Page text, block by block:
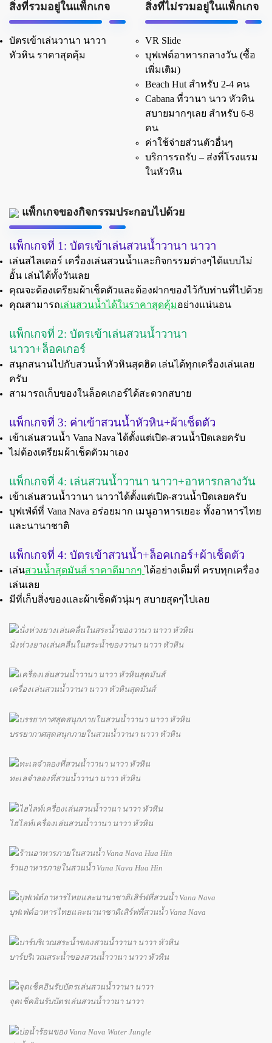
สิ่งที่รวมอยู่ในแพ็กเกจ
บัตรเข้าเล่นวานา นาวา
หัวหิน ราคาสุดคุ้ม
สิ่งที่ไม่รวมอยู่ในแพ็กเกจ
VR Slide
บุฟเฟต์อาหารกลางวัน (ซื้อ
เพิ่มเติม)
Beach Hut สำหรับ 2-4 คน
Cabana ที่วานา นาว หัวหิน
สบายมากๆเลย สำหรับ 6-8
คน
ค่าใช้จ่ายส่วนตัวอื่นๆ
บริการรถรับ – ส่งที่โรงแรม
ในหัวหิน
แพ็กเกจของกิจกรรมประกอบไปด้วย
แพ็กเกจที่ 1: บัตรเข้าเล่นสวนน้ำวานา นาวา
เล่นสไลเดอร์ เครื่องเล่นสวนน้ำและกิจกรรมต่างๆได้แบบไม่
อั้น เล่นได้ทั้งวันเลย
คุณจะต้องเตรียมผ้าเช็ดตัวและต้องฝากของไว้กับท่านที่ไปด้วย
คุณสามารถเล่นสวนน้ำได้ในราคาสุดคุ้มอย่างแน่นอน
แพ็กเกจที่ 2: บัตรเข้าเล่นสวนน้ำวานา
นาวา+ล็อคเกอร์
สนุกสนานไปกับสวนน้ำหัวหินสุดฮิต เล่นได้ทุกเครื่องเล่นเลย
ครับ
สามารถเก็บของในล็อคเกอร์ได้สะดวกสบาย
แพ็กเกจที่ 3: ค่าเข้าสวนน้ำหัวหิน+ผ้าเช็ดตัว
เข้าเล่นสวนน้ำ Vana Nava ได้ตั้งแต่เปิด-สวนน้ำปิดเลยครับ
ไม่ต้องเตรียมผ้าเช็ดตัวมาเอง
แพ็กเกจที่ 4: เล่นสวนน้ำวานา นาวา+อาหารกลางวัน
เข้าเล่นสวนน้ำวานา นาวาได้ตั้งแต่เปิด-สวนน้ำปิดเลยครับ
บุฟเฟ่ต์ที่ Vana Nava อร่อยมาก เมนูอาหารเยอะ ทั้งอาหารไทย
และนานาชาติ
แพ็กเกจที่ 4: บัตรเข้าสวนน้ำ+ล็อคเกอร์+ผ้าเช็ดตัว
เล่นสวนน้ำสุดมันส์ ราคาดีมากๆ ได้อย่างเต็มที่ ครบทุกเครื่อง
เล่นเลย
มีที่เก็บสิ่งของและผ้าเช็ดตัวนุ่มๆ สบายสุดๆไปเลย
นั่งห่วงยางเล่นคลื่นในสระน้ำของวานา นาวา หัวหิน
เครื่องเล่นสวนน้ำวานา นาวา หัวหินสุดมันส์
บรรยากาศสุดสนุกภายในสวนน้ำวานา นาวา หัวหิน
ทะเลจำลองที่สวนน้ำวานา นาวา หัวหิน
ไฮไลท์เครื่องเล่นสวนน้ำวานา นาวา หัวหิน
ร้านอาหารภายในสวนน้ำ Vana Nava Hua Hin
บุฟเฟ่ต์อาหารไทยและนานาชาติเสิร์ฟที่สวนน้ำ Vana Nava
บาร์บริเวณสระน้ำของสวนน้ำวานา นาวา หัวหิน
จุดเช็คอินรับบัตรเล่นสวนน้ำวานา นาวา